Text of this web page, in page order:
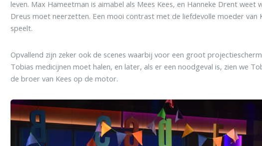
leven. Max Hameetman is aimabel als Mees Kees, en Hanneke Drent weet
Dreus moet neerzetten. Een mooi contrast met de liefdevolle moeder van
speelt.
Opvallend zijn zeker ook de scenes waarbij voor een groot
Tobias medicijnen moet halen, en later, als er een noodgeval is, zien we
de broer van Kees op de motor.